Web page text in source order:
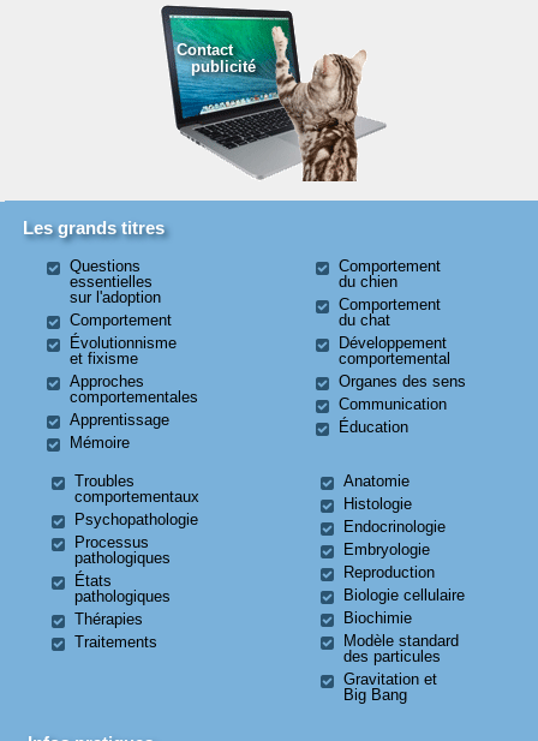
Contact
publicité
Les grands titres
Questions
essentielles
sur l'adoption
Comportement
Évolutionnisme
et fixisme
Approches
comportementales
Apprentissage
Mémoire
Comportement
du chien
Comportement
du chat
Développement
comportemental
Organes des sens
Communication
Éducation
Troubles
comportementaux
Psychopathologie
Processus
pathologiques
États
pathologiques
Thérapies
Traitements
Anatomie
Histologie
Endocrinologie
Embryologie
Reproduction
Biologie cellulaire
Biochimie
Modèle standard
des particules
Gravitation et
Big Bang